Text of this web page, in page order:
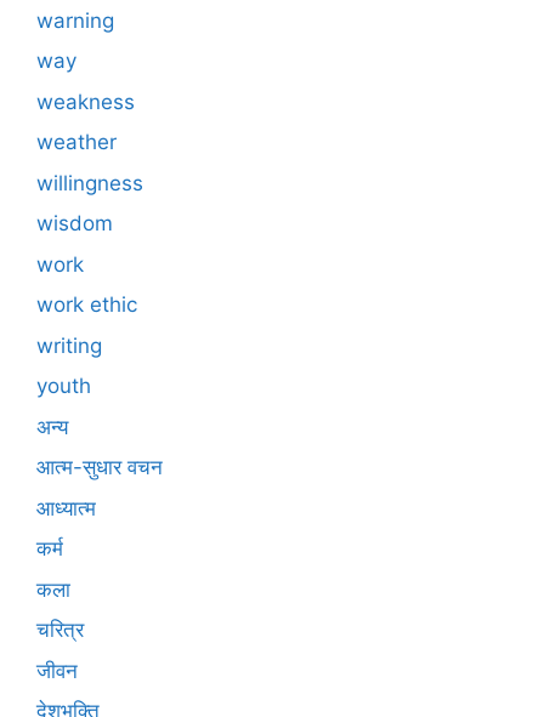
warning
way
weakness
weather
willingness
wisdom
work
work ethic
writing
youth
अन्य
आत्म-सुधार वचन
आध्यात्म
कर्म
कला
चरित्र
जीवन
देशभक्ति